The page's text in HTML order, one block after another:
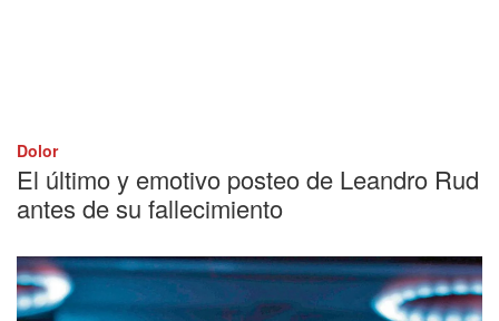
Dolor
El último y emotivo posteo de Leandro Rud
antes de su fallecimiento